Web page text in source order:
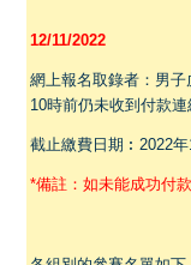
12/11/2022
網上報名取錄者：男
10時前仍未收到付款
截止繳費日期︰2022年
*備註：如未能成功付